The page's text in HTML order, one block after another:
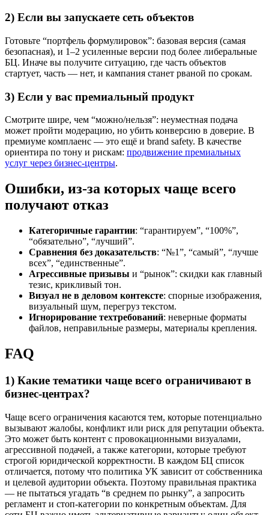
2) Если вы запускаете сеть объектов
Готовьте “портфель формулировок”: базовая версия (самая
безопасная), и 1–2 усиленные версии под более либеральные
БЦ. Иначе вы получите ситуацию, где часть объектов
стартует, часть — нет, и кампания станет рваной по срокам.
3) Если у вас премиальный продукт
Смотрите шире, чем “можно/нельзя”: неуместная подача
может пройти модерацию, но убить конверсию в доверие. В
премиуме комплаенс — это ещё и brand safety. В качестве
ориентира по тону и рискам: продвижение премиальных
услуг через бизнес-центры.
Ошибки, из-за которых чаще всего
получают отказ
Категоричные гарантии: “гарантируем”, “100%”,
“обязательно”, “лучший”.
Сравнения без доказательств: “№1”, “самый”, “лучше
всех”, “единственные”.
Агрессивные призывы и “рынок”: скидки как главный
тезис, крикливый тон.
Визуал не в деловом контексте: спорные изображения,
визуальный шум, перегруз текстом.
Игнорирование техтребований: неверные форматы
файлов, неправильные размеры, материалы крепления.
FAQ
1) Какие тематики чаще всего ограничивают в
бизнес-центрах?
Чаще всего ограничения касаются тем, которые потенциально
вызывают жалобы, конфликт или риск для репутации объекта.
Это может быть контент с провокационными визуалами,
агрессивной подачей, а также категории, которые требуют
строгой юридической корректности. В каждом БЦ список
отличается, потому что политика УК зависит от собственника
и целевой аудитории объекта. Поэтому правильная практика
— не пытаться угадать “в среднем по рынку”, а запросить
регламент и стоп-категории по конкретным объектам. Для